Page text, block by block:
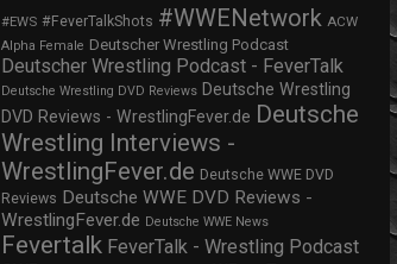
#EWS #FeverTalkShots #WWENetwork ACW
Alpha Female Deutscher Wrestling Podcast
Deutscher Wrestling Podcast - FeverTalk
Deutsche Wrestling DVD Reviews Deutsche Wrestling
DVD Reviews - WrestlingFever.de Deutsche
Wrestling Interviews -
WrestlingFever.de Deutsche WWE DVD
Reviews Deutsche WWE DVD Reviews -
WrestlingFever.de Deutsche WWE News
Fevertalk FeverTalk - Wrestling Podcast